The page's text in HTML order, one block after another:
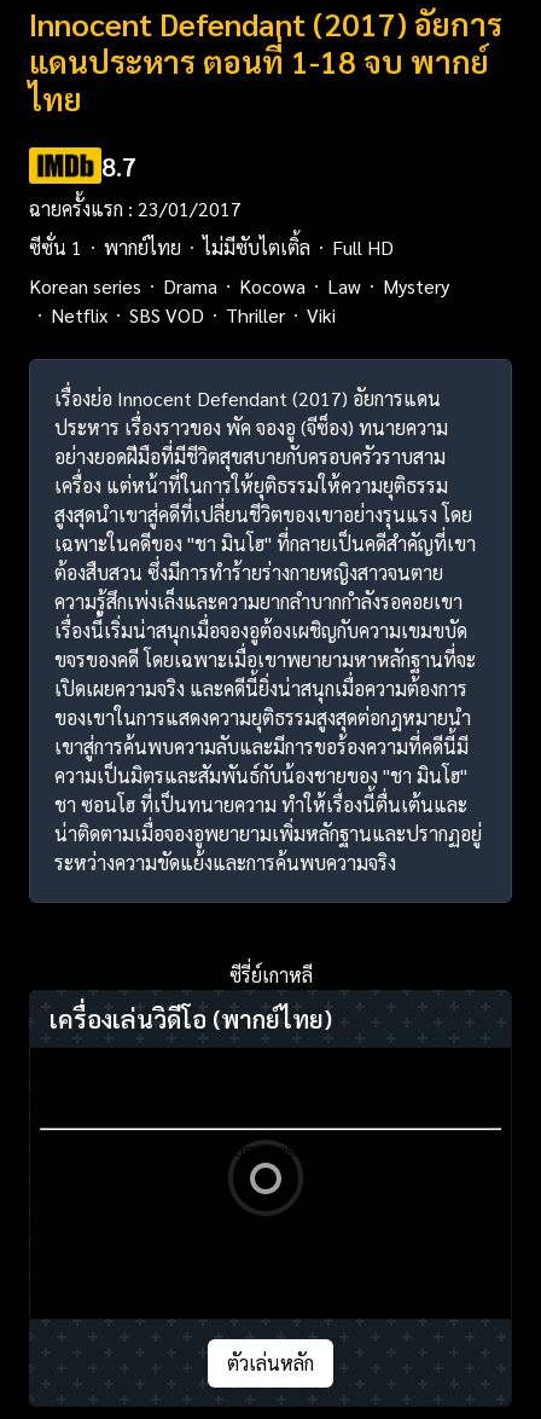
Innocent Defendant ‎(2017) อัยการ
แดนประหาร ตอนที่ 1-18 จบ พากย์
ไทย
8.7
ฉายครั้งแรก : 23/01/2017
ซีซั่น 1
พากย์ไทย ไม่มีซับไตเติ้ล
Full HD
Korean series
Drama Kocowa Law
Mystery
Netflix
SBS VOD Thriller Viki
เรื่องย่อ Innocent Defendant ‎(2017) อัยการแดน
ประหาร เรื่องราวของ พัค จองอู (จีซ็อง) ทนายความ
อย่างยอดฝีมือที่มีชีวิตสุขสบายกับครอบครัวราบสาม
เครื่อง แต่หน้าที่ในการให้ยุติธรรมให้ความยุติธรรม
สูงสุดนำเขาสู่คดีที่เปลี่ยนชีวิตของเขาอย่างรุนแรง โดย
เฉพาะในคดีของ "ชา มินโฮ" ที่กลายเป็นคดีสำคัญที่เขา
ต้องสืบสวน ซึ่งมีการทำร้ายร่างกายหญิงสาวจนตาย
ความรู้สึกเพ่งเล็งและความยากลำบากกำลังรอคอยเขา
เรื่องนี้เริ่มน่าสนุกเมื่อจองอูต้องเผชิญกับความเขมขบัด
ขจรของคดี โดยเฉพาะเมื่อเขาพยายามหาหลักฐานที่จะ
เปิดเผยความจริง และคดีนี้ยิ่งน่าสนุกเมื่อความต้องการ
ของเขาในการแสดงความยุติธรรมสูงสุดต่อกฎหมายนำ
เขาสู่การค้นพบความลับและมีการขอร้องความที่คดีนี้มี
ความเป็นมิตรและสัมพันธ์กับน้องชายของ "ชา มินโฮ"
ชา ซอนโฮ ที่เป็นทนายความ ทำให้เรื่องนี้ตื่นเต้นและ
น่าติดตามเมื่อจองอูพยายามเพิ่มหลักฐานและปรากฏอยู่
ระหว่างความขัดแย้งและการค้นพบความจริง
ซีรี่ย์เกาหลี
เครื่องเล่นวิดีโอ (พากย์ไทย)
ตัวเล่นหลัก